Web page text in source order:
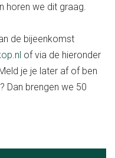
horen we dit graag.
de bijeenkomst
of via de hieronder
je je later af of ben
Dan brengen we 50